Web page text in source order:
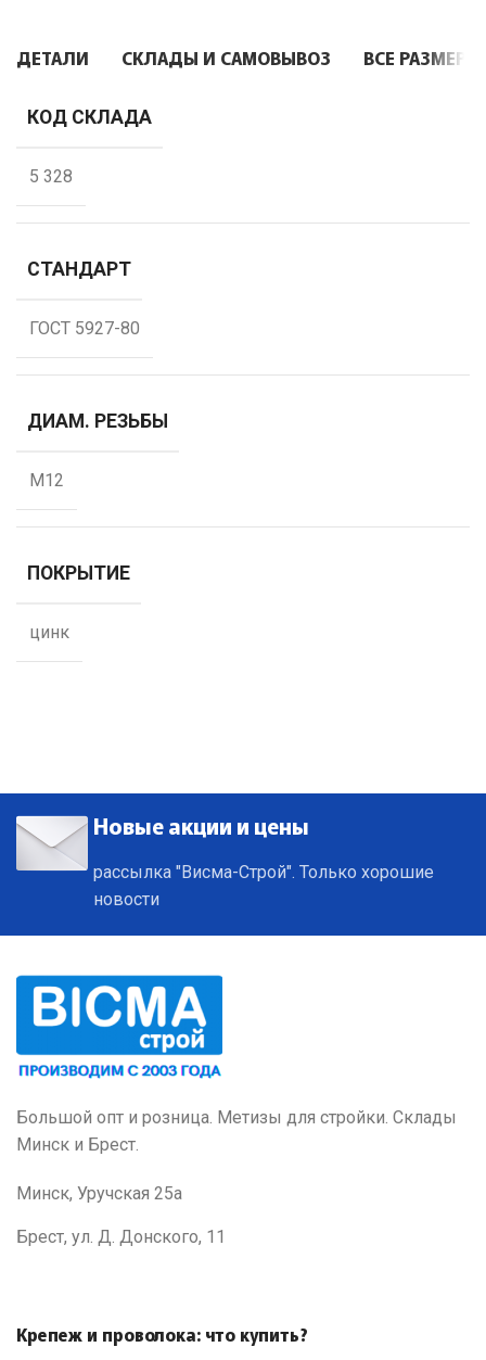
ДЕТАЛИ СКЛАДЫ И САМОВЫВОЗ ВСЕ РАЗМЕРЫ
КОД СКЛАДА
5 328
СТАНДАРТ
ГОСТ 5927-80
ДИАМ. РЕЗЬБЫ
М12
ПОКРЫТИЕ
цинк
Новые акции и цены
рассылка "Висма-Строй". Только хорошие
новости
Большой опт и розница. Метизы для стройки. Склады
Минск и Брест.
Минск, Уручская 25а
Брест, ул. Д. Донского, 11
Крепеж и проволока: что купить?